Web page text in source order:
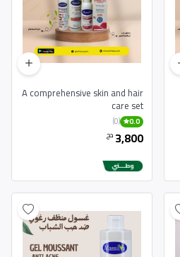
A comprehensive skin and hair
care set
0.0
(0)
3,800 دج